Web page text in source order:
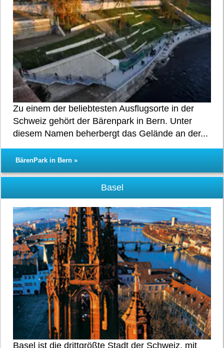
Zu einem der beliebtesten Ausflugsorte in der
Schweiz gehört der Bärenpark in Bern. Unter
diesem Namen beherbergt das Gelände an der...
BärenPark in Bern »
Basel
Basel ist die drittgrößte Stadt der Schweiz, mit